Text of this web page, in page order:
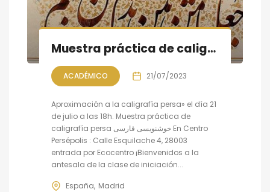
Muestra práctica de caligrafía persa
ACADÉMICO 21/07/2023
Aproximación a la caligrafía persa» el día 21
de julio a las 18h. Muestra práctica de
caligrafía persa خوشنویسی فارسی En Centro
Persépolis : Calle Esquilache 4, 28003
entrada por Ecocentro ¡Bienvenidos a la
antesala de la clase de iniciación...
España Madrid